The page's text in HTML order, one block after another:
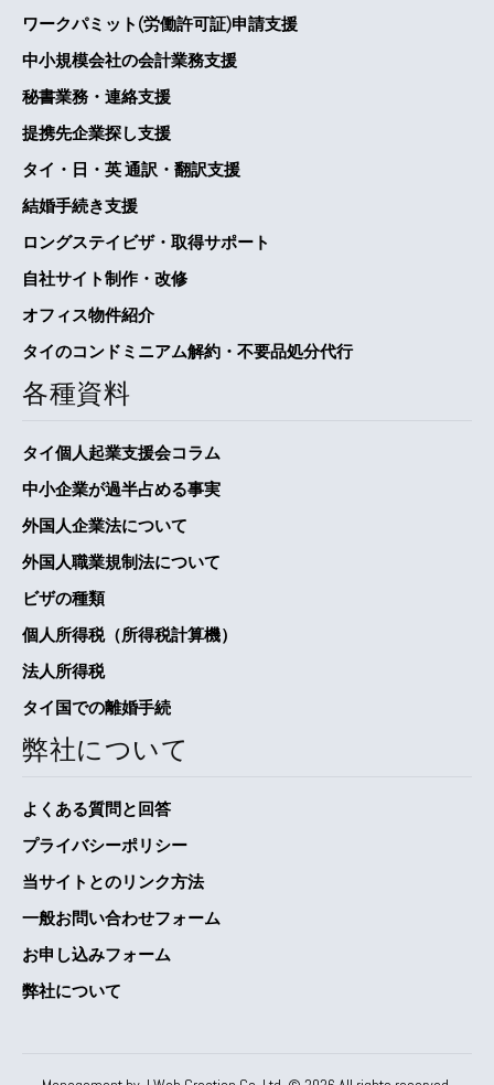
ワークパミット(労働許可証)申請支援
中小規模会社の会計業務支援
秘書業務・連絡支援
提携先企業探し支援
タイ・日・英 通訳・翻訳支援
結婚手続き支援
ロングステイビザ・取得サポート
自社サイト制作・改修
オフィス物件紹介
タイのコンドミニアム解約・不要品処分代行
各種資料
タイ個人起業支援会コラム
中小企業が過半占める事実
外国人企業法について
外国人職業規制法について
ビザの種類
個人所得税（所得税計算機）
法人所得税
タイ国での離婚手続
弊社について
よくある質問と回答
プライバシーポリシー
当サイトとのリンク方法
一般お問い合わせフォーム
お申し込みフォーム
弊社について